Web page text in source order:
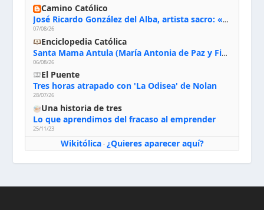
Camino Católico
José Ricardo González del Alba, artista sacro: «Yo oro, hablo con Dios, le pido al Espíritu Santo su inspiración y siempre pinto rezando el rosario para que sea Él quien actúe a través de mis manos»
07/08/26
Enciclopedia Católica
Santa Mama Antula (María Antonia de Paz y Figueroa)
06/08/26
El Puente
Tres horas atrapado con 'La Odisea' de Nolan
28/07/26
Una historia de tres
Lo que aprendimos del fracaso al emprender
25/11/23
Wikitólica· ¿Quieres aparecer aquí?